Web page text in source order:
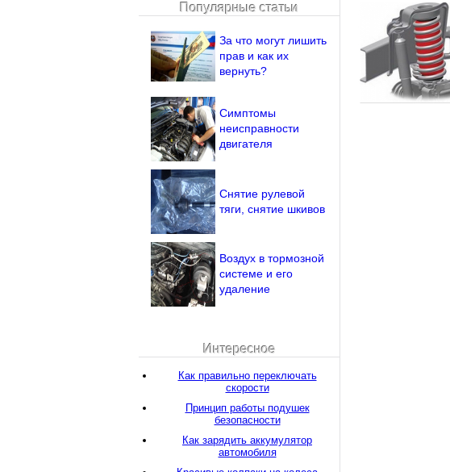
Напомнить пароль?
Популярные статьи
За что могут лишить
прав и как их
вернуть?
Симптомы
неисправности
двигателя
Снятие рулевой
тяги, снятие шкивов
Воздух в тормозной
системе и его
удаление
Интересное
Как правильно переключать
скорости
Принцип работы подушек
безопасности
Как зарядить аккумулятор
автомобиля